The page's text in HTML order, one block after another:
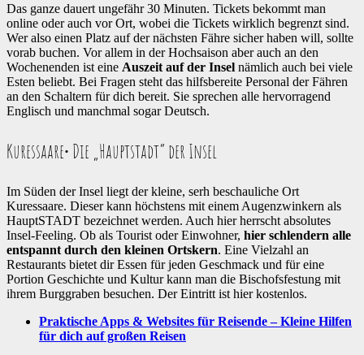
Das ganze dauert ungefähr 30 Minuten. Tickets bekommt man
online oder auch vor Ort, wobei die Tickets wirklich begrenzt sind.
Wer also einen Platz auf der nächsten Fähre sicher haben will, sollte
vorab buchen. Vor allem in der Hochsaison aber auch an den
Wochenenden ist eine Auszeit auf der Insel nämlich auch bei viele
Esten beliebt. Bei Fragen steht das hilfsbereite Personal der Fähren
an den Schaltern für dich bereit. Sie sprechen alle hervorragend
Englisch und manchmal sogar Deutsch.
Kuressaare• Die „Hauptstadt“ der Insel
Im Süden der Insel liegt der kleine, serh beschauliche Ort
Kuressaare. Dieser kann höchstens mit einem Augenzwinkern als
HauptSTADT bezeichnet werden. Auch hier herrscht absolutes
Insel-Feeling. Ob als Tourist oder Einwohner, hier schlendern alle
entspannt durch den kleinen Ortskern. Eine Vielzahl an
Restaurants bietet dir Essen für jeden Geschmack und für eine
Portion Geschichte und Kultur kann man die Bischofsfestung mit
ihrem Burggraben besuchen. Der Eintritt ist hier kostenlos.
Praktische Apps & Websites für Reisende – Kleine Hilfen
für dich auf großen Reisen